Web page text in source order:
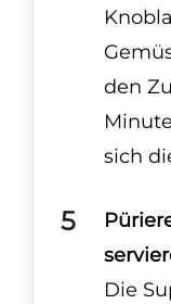
den
sich
Die